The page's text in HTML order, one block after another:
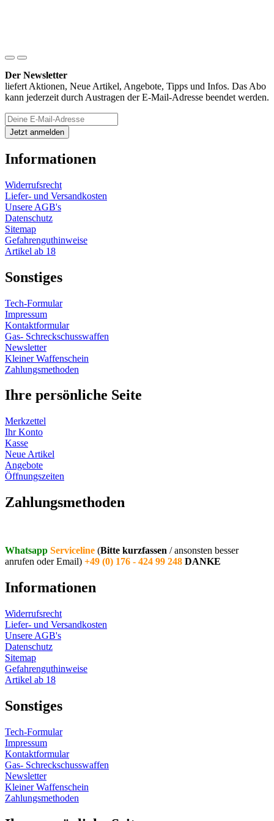
Der Newsletter
liefert Aktionen, Neue Artikel, Angebote, Tipps und Infos. Das Abo
kann jederzeit durch Austragen der E-Mail-Adresse beendet werden.
Informationen
Widerrufsrecht
Liefer- und Versandkosten
Unsere AGB's
Datenschutz
Sitemap
Gefahrenguthinweise
Artikel ab 18
Sonstiges
Tech-Formular
Impressum
Kontaktformular
Gas- Schreckschusswaffen
Newsletter
Kleiner Waffenschein
Zahlungsmethoden
Ihre persönliche Seite
Merkzettel
Ihr Konto
Kasse
Neue Artikel
Angebote
Öffnungszeiten
Zahlungsmethoden
Whatsapp Serviceline (Bitte kurzfassen / ansonsten besser
anrufen oder Email) +49 (0) 176 - 424 99 248 DANKE
Informationen
Widerrufsrecht
Liefer- und Versandkosten
Unsere AGB's
Datenschutz
Sitemap
Gefahrenguthinweise
Artikel ab 18
Sonstiges
Tech-Formular
Impressum
Kontaktformular
Gas- Schreckschusswaffen
Newsletter
Kleiner Waffenschein
Zahlungsmethoden